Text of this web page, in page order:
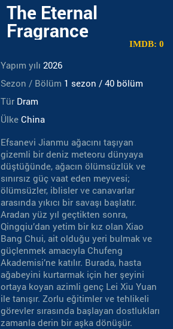
The Eternal
Fragrance
IMDB: 0
Yapım yılı 2026
Sezon / Bölüm 1 sezon / 40 bölüm
Tür Dram
Ülke China
Efsanevi Jianmu ağacını taşıyan
gizemli bir deniz meteoru dünyaya
düştüğünde, ağacın ölümsüzlük ve
sınırsız güç vaat eden meyvesi;
ölümsüzler, iblisler ve canavarlar
arasında yıkıcı bir savaşı başlatır.
Aradan yüz yıl geçtikten sonra,
Qingqiu’dan yetim bir kız olan Xiao
Bang Chui, ait olduğu yeri bulmak ve
güçlenmek amacıyla Chufeng
Akademisi’ne katılır. Burada, hasta
ağabeyini kurtarmak için her şeyini
ortaya koyan azimli genç Lei Xiu Yuan
ile tanışır. Zorlu eğitimler ve tehlikeli
görevler sırasında başlayan dostlukları
zamanla derin bir aşka dönüşür.